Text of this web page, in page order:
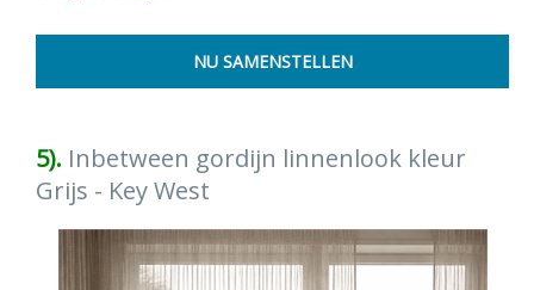
5). Inbetween gordijn linnenlook kleur
Grijs - Key West